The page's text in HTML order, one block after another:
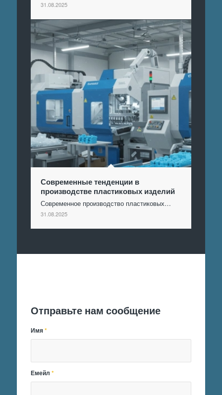
31.08.2025
Современные тенденции в
производстве пластиковых изделий
Современное производство пластиковых…
31.08.2025
Отправьте нам сообщение
Имя*
Емейл*